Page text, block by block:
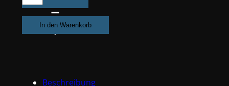
RAL-
Wunschfarbton
Menge
In den Warenkorb
Beschreibung